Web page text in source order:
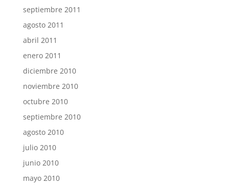
septiembre 2011
agosto 2011
abril 2011
enero 2011
diciembre 2010
noviembre 2010
octubre 2010
septiembre 2010
agosto 2010
julio 2010
junio 2010
mayo 2010